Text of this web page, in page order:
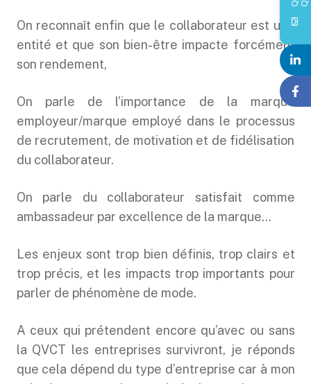
On reconnaît enfin que le collaborateur est une
entité et que son bien-être impacte forcément
son rendement,
On parle de l’importance de la marque
employeur/marque employé dans le processus
de recrutement, de motivation et de fidélisation
du collaborateur.
On parle du collaborateur satisfait comme
ambassadeur par excellence de la marque…
Les enjeux sont trop bien définis, trop clairs et
trop précis, et les impacts trop importants pour
parler de phénomène de mode.
A ceux qui prétendent encore qu’avec ou sans
la QVCT les entreprises survivront, je réponds
que cela dépend du type d’entreprise car à mon